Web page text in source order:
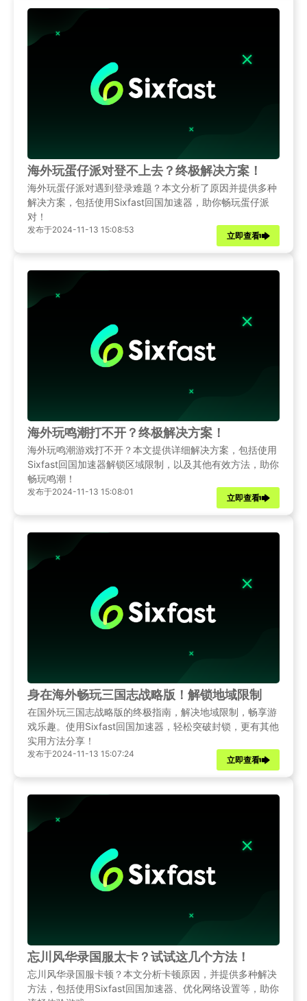
海外玩蛋仔派对登不上去？终极解决方案！
海外玩蛋仔派对遇到登录难题？本文分析了原因并提供多种
解决方案，包括使用Sixfast回国加速器，助你畅玩蛋仔派
对！
发布于2024-11-13 15:08:53
立即查看
海外玩鸣潮打不开？终极解决方案！
海外玩鸣潮游戏打不开？本文提供详细解决方案，包括使用
Sixfast回国加速器解锁区域限制，以及其他有效方法，助你
畅玩鸣潮！
发布于2024-11-13 15:08:01
立即查看
身在海外畅玩三国志战略版！解锁地域限制
在国外玩三国志战略版的终极指南，解决地域限制，畅享游
戏乐趣。使用Sixfast回国加速器，轻松突破封锁，更有其他
实用方法分享！
发布于2024-11-13 15:07:24
立即查看
忘川风华录国服太卡？试试这几个方法！
忘川风华录国服卡顿？本文分析卡顿原因，并提供多种解决
方法，包括使用Sixfast回国加速器、优化网络设置等，助你